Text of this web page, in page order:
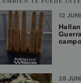
12
28